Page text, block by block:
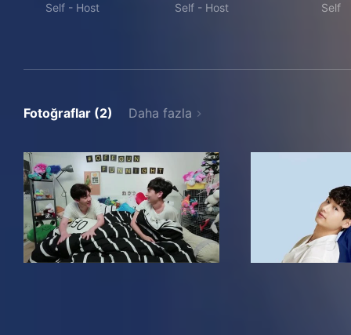
Self - Host
Self - Host
Self
Fotoğraflar (2) Daha fazla